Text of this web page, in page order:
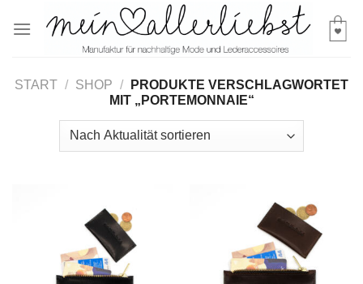
START / SHOP /
PRODUKTE VERSCHLAGWORTET
MIT „PORTEMONNAIE“